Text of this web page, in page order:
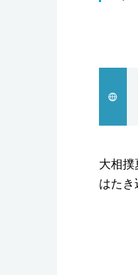
スポーツ
大相
はた